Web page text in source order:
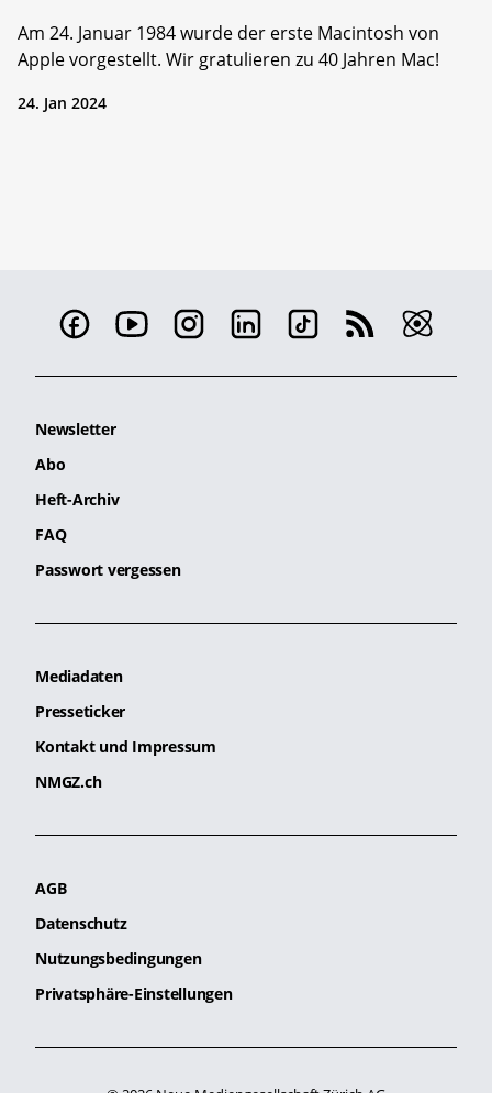
Am 24. Januar 1984 wurde der erste Macintosh von
Apple vorgestellt. Wir gratulieren zu 40 Jahren Mac!
24. Jan 2024
Newsletter
Abo
Heft-Archiv
FAQ
Passwort vergessen
Mediadaten
Presseticker
Kontakt und Impressum
NMGZ.ch
AGB
Datenschutz
Nutzungsbedingungen
Privatsphäre-Einstellungen